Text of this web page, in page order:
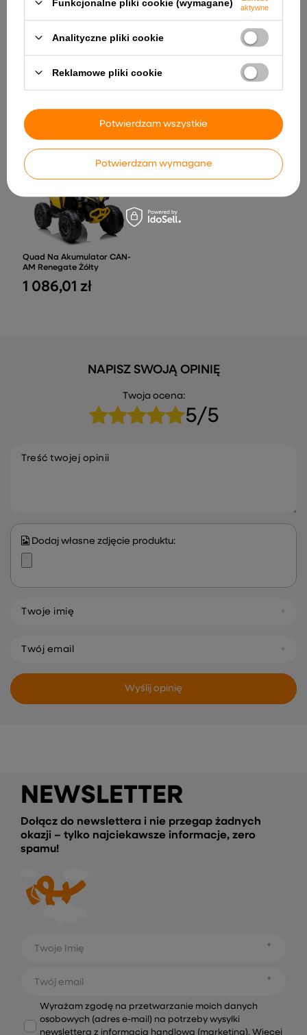
Wojskowa Zieleń 4x4
664,85 zł
Auto na Akumulator Range
Rover Evoque Pilot LED
1 280,40 zł
Quad Na Akumulator CAN-
AM Renegate Żółty
1 086,01 zł
NAPISZ SWOJĄ OPINIĘ
Twoja ocena:
5/5
Treść twojej opinii
Dodaj własne zdjęcie produktu:
Twoje imię
Twój email
Wyślij opinię
NEWSLETTER
Dołącz do newslettera i nie przegap żadnych
okazji – tylko najciekawsze informacje, zero
spamu!
Twoje Imię
Twój email
Wyrażam zgodę na przetwarzanie moich danych
osobowych (adres e-mail) na potrzeby wysyłki
newslettera z informacją handlową (marketing). Więcej
Funkcjonalne pliki cookie (wymagane)
aktywne
Analityczne pliki cookie
Reklamowe pliki cookie
Potwierdzam wymagane
Potwierdzam wszystkie